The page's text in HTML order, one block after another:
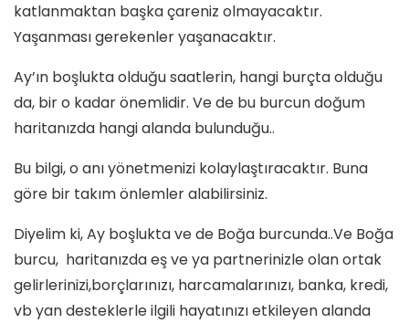
katlanmaktan başka çareniz olmayacaktır.
Yaşanması gerekenler yaşanacaktır.
Ay’ın boşlukta olduğu saatlerin, hangi burçta olduğu
da, bir o kadar önemlidir. Ve de bu burcun doğum
haritanızda hangi alanda bulunduğu..
Bu bilgi, o anı yönetmenizi kolaylaştıracaktır. Buna
göre bir takım önlemler alabilirsiniz.
Diyelim ki, Ay boşlukta ve de Boğa burcunda..Ve Boğa
burcu, haritanızda eş ve ya partnerinizle olan ortak
gelirlerinizi,borçlarınızı, harcamalarınızı, banka, kredi,
vb yan desteklerle ilgili hayatınızı etkileyen alanda